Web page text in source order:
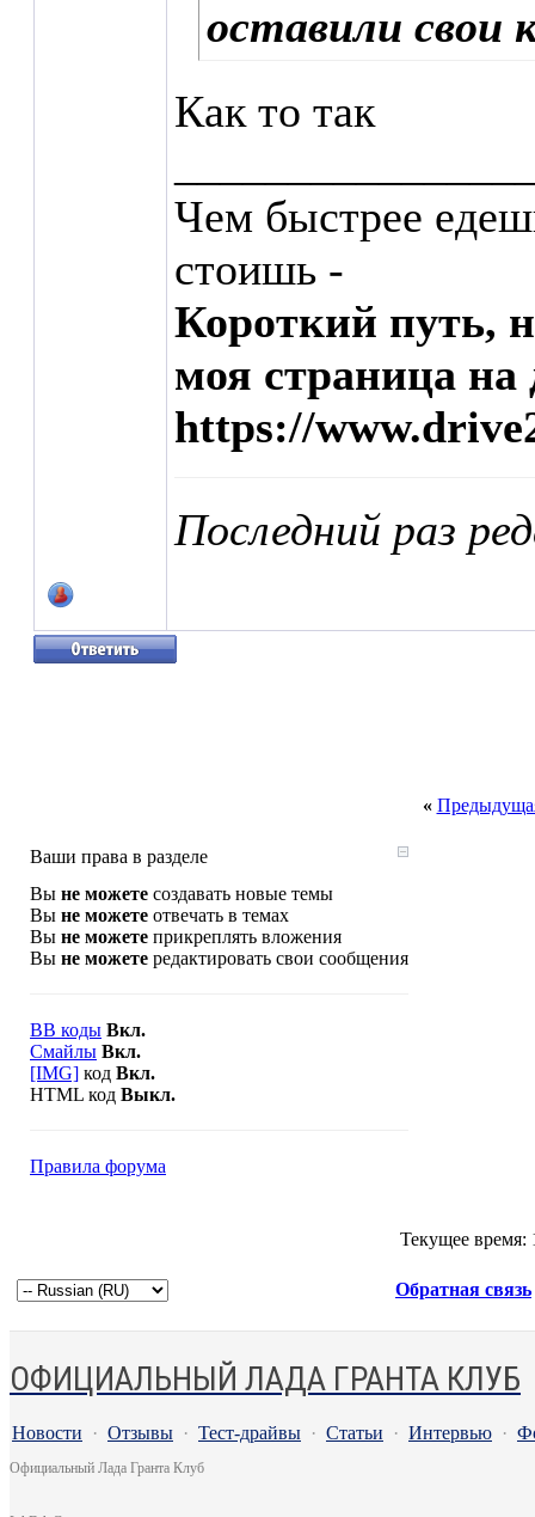
оставили свои
Как то так
Чем быстрее
стоишь -
Короткий путь,
моя страница на
https://
Последний раз
«
Ваши права в разделе
Вы не можете создавать новые темы
Вы не можете отвечать в темах
Вы не можете прикреплять вложения
Вы не можете редактировать свои сообщения
BB коды Вкл.
Смайлы Вкл.
[IMG] код Вкл.
HTML код Выкл.
Правила форума
Текущее время:
Обратная связь
ОФИЦИАЛЬНЫЙ ЛАДА ГРАНТА КЛУБ
Новости · Отзывы · Тест-драйвы · Статьи · Интервью ·
Официальный Лада Гранта Клуб